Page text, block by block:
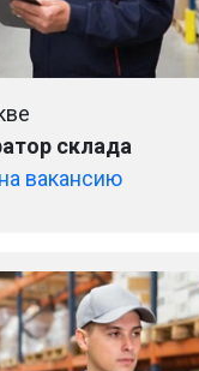
склада
вакансию